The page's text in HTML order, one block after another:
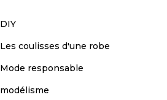
DIY
Les coulisses d'une robe
Mode responsable
modélisme